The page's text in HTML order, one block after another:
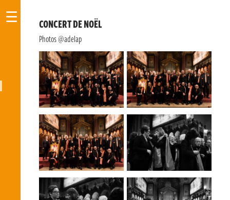
☰ CONCERT DE NOËL
Photos @adelap